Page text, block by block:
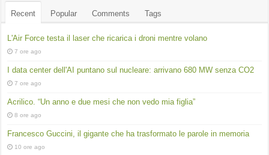
Recent Popular Comments Tags
L'Air Force testa il laser che ricarica i droni mentre volano
7 ore ago
I data center dell'AI puntano sul nucleare: arrivano 680 MW senza CO2
7 ore ago
Acrilico. “Un anno e due mesi che non vedo mia figlia”
8 ore ago
Francesco Guccini, il gigante che ha trasformato le parole in memoria
10 ore ago